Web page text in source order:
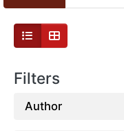
Filters
Author